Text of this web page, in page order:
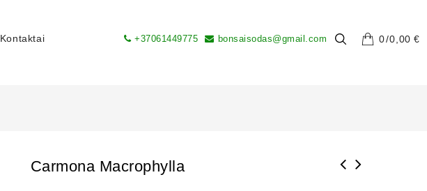
Kontaktai 0 0,00€
+37061449775 bonsaisodas@gmail.com
Carmona Macrophylla